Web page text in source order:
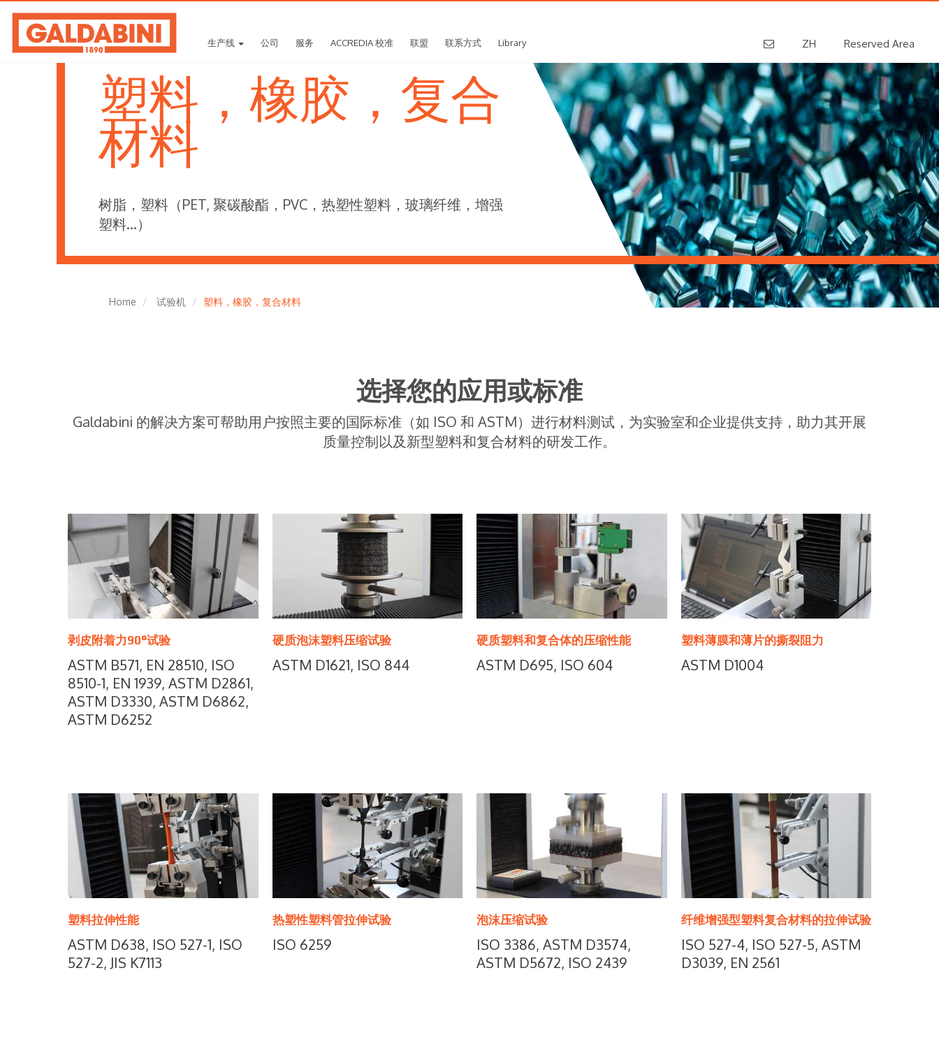
生产线 公司 服务 ACCREDIA 校准 联盟 联系方式 Library ZH Reserved Area
塑料，橡胶，复合
材料
树脂，塑料（PET, 聚碳酸酯，PVC，热塑性塑料，玻璃纤维，增强
塑料…）
Home 试验机 塑料，橡胶，复合材料
选择您的应用或标准
Galdabini 的解决方案可帮助用户按照主要的国际标准（如 ISO 和 ASTM）进行材料测试，为实验室和企业提供支持，助力其开展
质量控制以及新型塑料和复合材料的研发工作。
剥皮附着力90°试验
ASTM B571, EN 28510, ISO
8510-1, EN 1939, ASTM D2861,
ASTM D3330, ASTM D6862,
ASTM D6252
硬质泡沫塑料压缩试验
ASTM D1621, ISO 844
硬质塑料和复合体的压缩性能
ASTM D695, ISO 604
塑料薄膜和薄片的撕裂阻力
ASTM D1004
塑料拉伸性能
ASTM D638, ISO 527-1, ISO
527-2, JIS K7113
热塑性塑料管拉伸试验
ISO 6259
泡沫压缩试验
ISO 3386, ASTM D3574,
ASTM D5672, ISO 2439
纤维增强型塑料复合材料的拉伸试验
ISO 527-4, ISO 527-5, ASTM
D3039, EN 2561